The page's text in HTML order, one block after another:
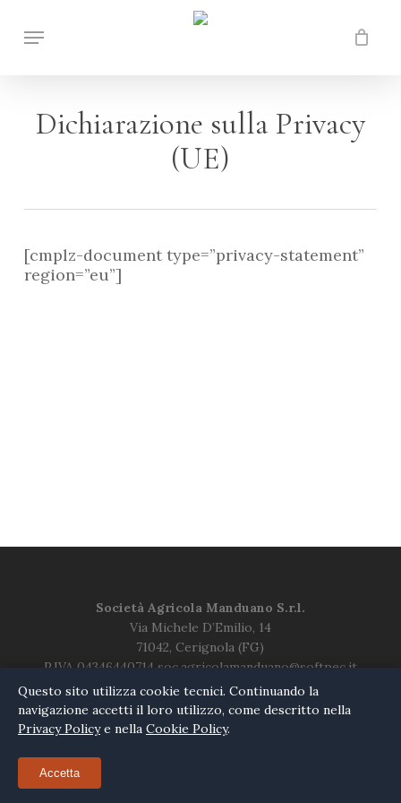
main
Menu
Close
Dichiarazione sulla Privacy
(UE)
[cmplz-document type=”privacy-statement”
region=”eu”]
Società Agricola Manduano S.r.l.
Via Michele D’Emilio, 14
71042, Cerignola (FG)
P.IVA 04346440714 soc.agricolamanduano@softpec.it
Informativa sulla Privacy |Cookie Policy
© 2026 Tenute Manduano.
Questo sito utilizza cookie tecnici. Continuando la
navigazione accetti il loro utilizzo, come descritto nella
Privacy Policye nella Cookie Policy.
Accetta